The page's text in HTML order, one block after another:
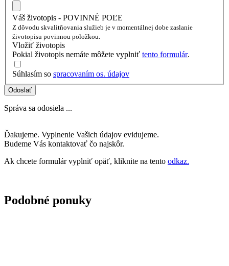
Váš životopis - POVINNÉ POĽE
Z dôvodu skvalitňovania služieb je v momentálnej dobe zaslanie
životopisu povinnou položkou.
Vložiť životopis
Pokial životopis nemáte môžete vyplniť tento formulár.
Súhlasím so spracovaním os. údajov
Odoslať
Správa sa odosiela ...
Ďakujeme. Vyplnenie Vašich údajov evidujeme.
Budeme Vás kontaktovať čo najskôr.
Ak chcete formulár vyplniť opäť, kliknite na tento odkaz.
Podobné ponuky